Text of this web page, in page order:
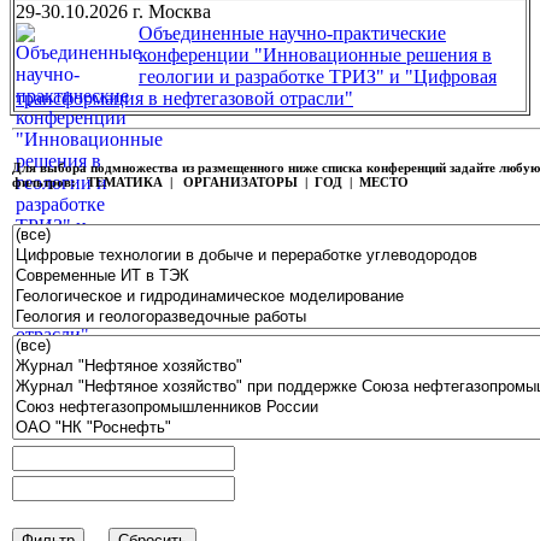
29-30.10.2026 г. Москва
Объединенные научно-практические
конференции "Инновационные решения в
геологии и разработке ТРИЗ" и "Цифровая
трансформация в нефтегазовой отрасли"
Для выбора подмножества из размещенного ниже списка конференций задайте
фильтров:ТЕМАТИКА | ОРГАНИЗАТОРЫ | ГОД | МЕСТО